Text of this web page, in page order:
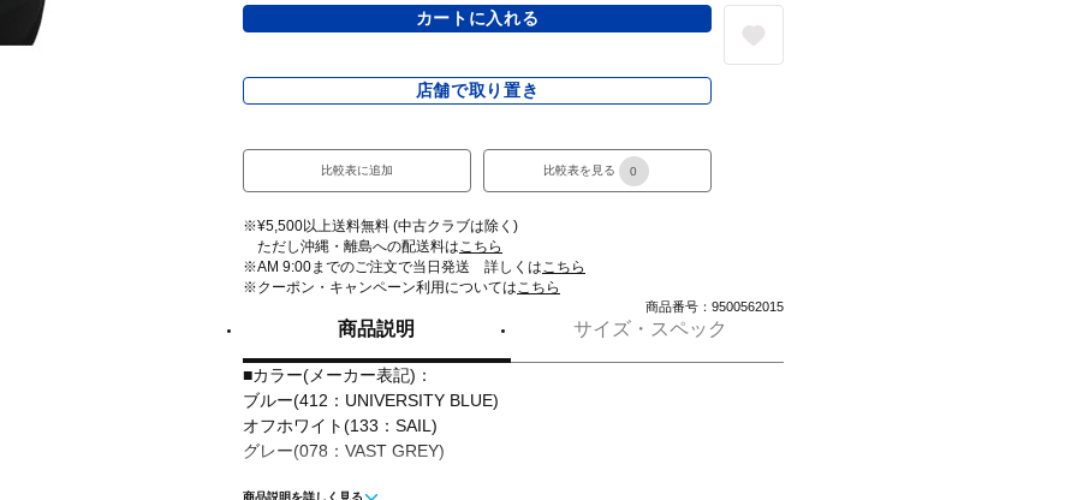
カートに入れる
店舗で取り置き
比較表に追加 比較表を見る 0
※¥5,500以上送料無料 (中古クラブは除く)
ただし沖縄・離島への配送料はこちら
※AM 9:00までのご注文で当日発送 詳しくはこちら
※クーポン・キャンペーン利用についてはこちら
商品番号：9500562015
商品説明 サイズ・スペック
■カラー(メーカー表記)：
ブルー(412：UNIVERSITY BLUE)
オフホワイト(133：SAIL)
グレー(078：VAST GREY)